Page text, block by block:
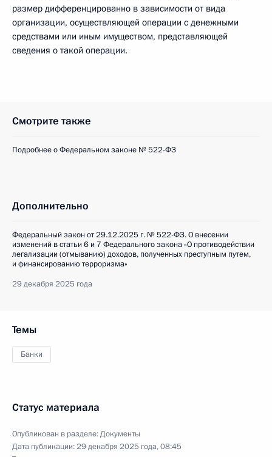
размер дифференцированно в зависимости от вида
организации, осуществляющей операции с денежными
средствами или иным имуществом, представляющей
сведения о такой операции.
Смотрите также
Подробнее о Федеральном законе № 522-ФЗ
Дополнительно
Федеральный закон от 29.12.2025 г. № 522-ФЗ. О внесении
изменений в статьи 6 и 7 Федерального закона «О противодействии
легализации (отмыванию) доходов, полученных преступным путем,
и финансированию терроризма»
29 декабря 2025 года
Темы
Банки
Статус материала
Опубликован в разделе:Документы
Дата публикации:29 декабря 2025 года, 08:45